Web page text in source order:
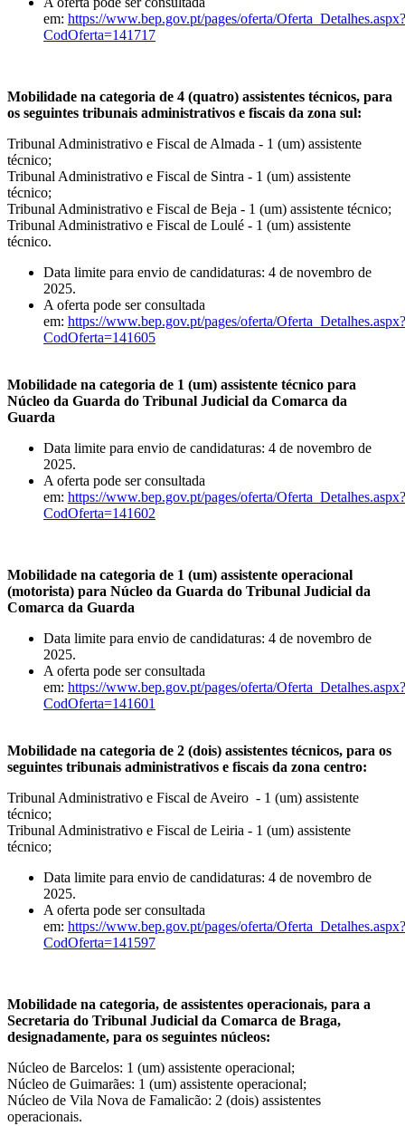
em: https://www.bep.gov.pt/pages/oferta/Oferta_Detalhes.aspx?
CodOferta=141717
Mobilidade na categoria de 4 (quatro) assistentes técnicos, para
os seguintes tribunais administrativos e fiscais da zona sul:
Tribunal Administrativo e Fiscal de Almada - 1 (um) assistente
técnico;
Tribunal Administrativo e Fiscal de Sintra - 1 (um) assistente
técnico;
Tribunal Administrativo e Fiscal de Beja - 1 (um) assistente técnico;
Tribunal Administrativo e Fiscal de Loulé - 1 (um) assistente
técnico.
Data limite para envio de candidaturas: 4 de novembro de
2025.
A oferta pode ser consultada
em: https://www.bep.gov.pt/pages/oferta/Oferta_Detalhes.aspx?
CodOferta=141605
Mobilidade na categoria de 1 (um) assistente técnico para
Núcleo da Guarda do Tribunal Judicial da Comarca da
Guarda
Data limite para envio de candidaturas: 4 de novembro de
2025.
A oferta pode ser consultada
em: https://www.bep.gov.pt/pages/oferta/Oferta_Detalhes.aspx?
CodOferta=141602
Mobilidade na categoria de 1 (um) assistente operacional
(motorista) para Núcleo da Guarda do Tribunal Judicial da
Comarca da Guarda
Data limite para envio de candidaturas: 4 de novembro de
2025.
A oferta pode ser consultada
em: https://www.bep.gov.pt/pages/oferta/Oferta_Detalhes.aspx?
CodOferta=141601
Mobilidade na categoria de 2 (dois) assistentes técnicos, para os
seguintes tribunais administrativos e fiscais da zona centro:
Tribunal Administrativo e Fiscal de Aveiro - 1 (um) assistente
técnico;
Tribunal Administrativo e Fiscal de Leiria - 1 (um) assistente
técnico;
Data limite para envio de candidaturas: 4 de novembro de
2025.
A oferta pode ser consultada
em: https://www.bep.gov.pt/pages/oferta/Oferta_Detalhes.aspx?
CodOferta=141597
Mobilidade na categoria, de assistentes operacionais, para a
Secretaria do Tribunal Judicial da Comarca de Braga,
designadamente, para os seguintes núcleos:
Núcleo de Barcelos: 1 (um) assistente operacional;
Núcleo de Guimarães: 1 (um) assistente operacional;
Núcleo de Vila Nova de Famalicão: 2 (dois) assistentes
operacionais.